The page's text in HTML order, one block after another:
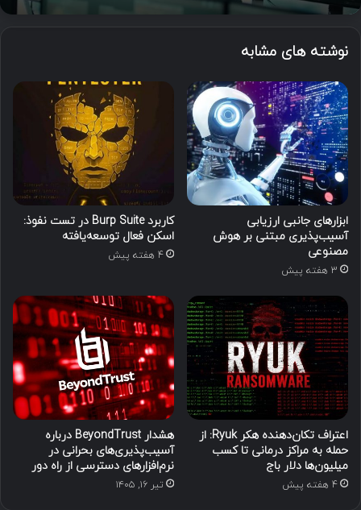
نوشته های مشابه
ابزارهای جانبی ارزیابی
آسیب‌پذیری مبتنی بر هوش
مصنوعی
3 هفته پیش
کاربرد Burp Suite در تست نفوذ:
اسکن فعال توسعه‌یافته
4 هفته پیش
اعتراف تکان‌دهنده هکر Ryuk: از
حمله به مراکز درمانی تا کسب
میلیون‌ها دلار باج
4 هفته پیش
هشدار BeyondTrust درباره
آسیب‌پذیری‌های بحرانی در
نرم‌افزارهای دسترسی از راه دور
تیر ۱۶, ۱۴۰۵